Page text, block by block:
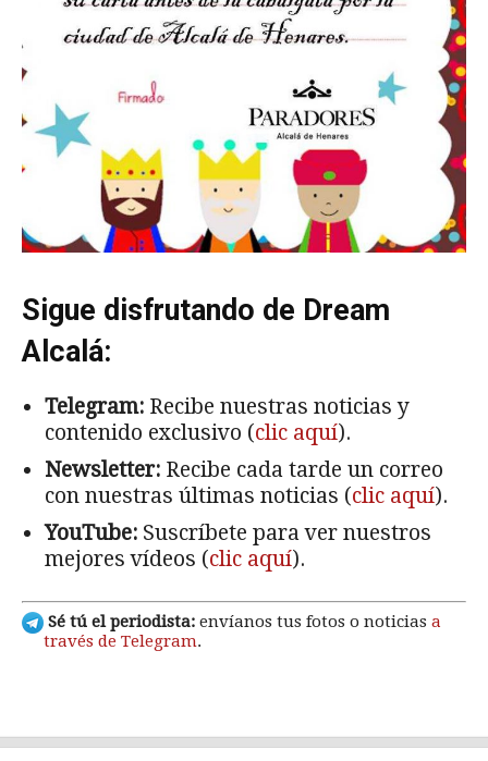
Sigue disfrutando de Dream
Alcalá:
Telegram: Recibe nuestras noticias y
contenido exclusivo (clic aquí).
Newsletter: Recibe cada tarde un correo
con nuestras últimas noticias (clic aquí).
YouTube: Suscríbete para ver nuestros
mejores vídeos (clic aquí).
Sé tú el periodista: envíanos tus fotos o noticias a
través de Telegram.